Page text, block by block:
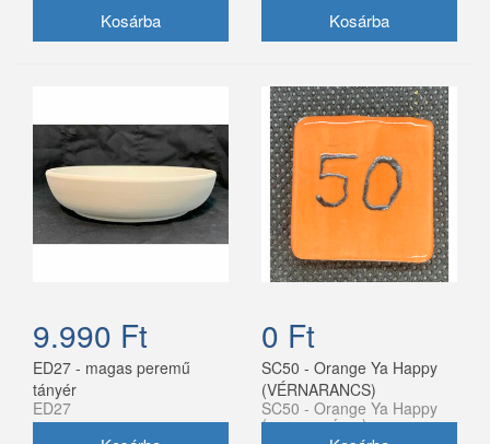
9.990 Ft
ED27 - magas peremű
tányér
ED27
0 Ft
SC50 - Orange Ya Happy
(VÉRNARANCS)
SC50 - Orange Ya Happy
(narancssárga)